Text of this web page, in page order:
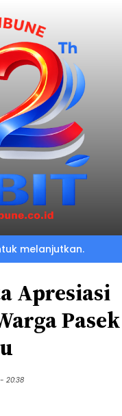
melanjutkan.
Apresiasi
Pasek
20:38